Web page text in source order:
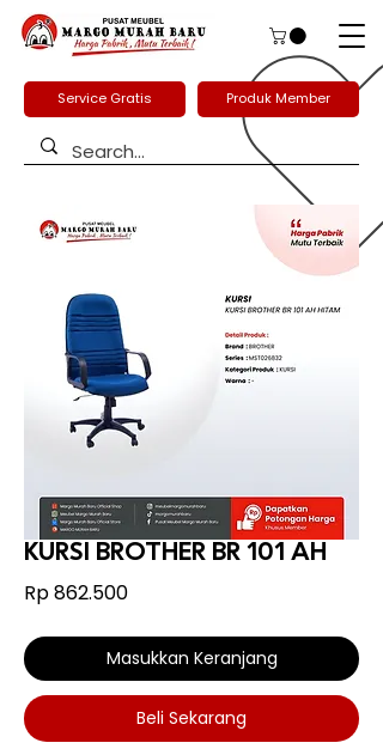
Service Gratis Produk Member
KURSI BROTHER BR 101 AH
Rp 862.500Harga
Masukkan Keranjang
Beli Sekarang